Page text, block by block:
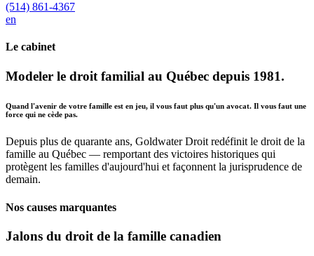
(514) 861-4367
en
Le cabinet
Modeler le droit familial au Québec depuis 1981.
Quand l'avenir de votre famille est en jeu, il vous faut plus qu'un avocat. Il vous faut une
force qui ne cède pas.
Depuis plus de quarante ans, Goldwater Droit redéfinit le droit de la
famille au Québec — remportant des victoires historiques qui
protègent les familles d'aujourd'hui et façonnent la jurisprudence de
demain.
Nos causes marquantes
Jalons du droit de la famille canadien